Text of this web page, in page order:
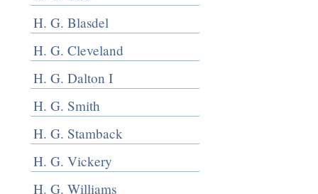
H. G. Blasdel
H. G. Cleveland
H. G. Dalton I
H. G. Smith
H. G. Stamback
H. G. Vickery
H. G. Williams